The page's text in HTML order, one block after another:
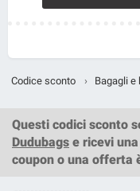
Codice sconto › Bagagli e
Questi codici sconto
Dudubags e ricevi
coupon o una offerta